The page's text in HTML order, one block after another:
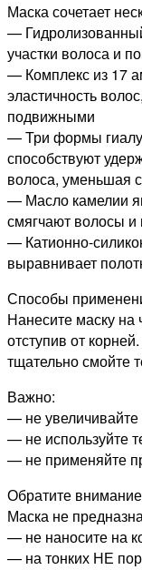
Маска сочетает
—
участки волоса и
— Комплекс из 17
эластичность
подвижными
— Три формы
способствуют
волоса, уменьшая
— Масло камелии
смягчают волосы и
— Катионно-
выравнивает
Способы
Нанесите маску
отступив от
тщательно смойте
Важно:
— не
— не используйте
— не применяйте
Обратите
Маска не
— не наносите на
— на тонких НЕ